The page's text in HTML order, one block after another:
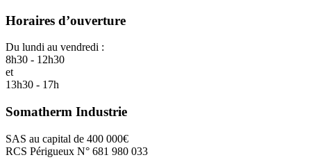
Horaires d’ouverture
Du lundi au vendredi :
8h30 - 12h30
et
13h30 - 17h
Somatherm Industrie
SAS au capital de 400 000€
RCS Périgueux N° 681 980 033